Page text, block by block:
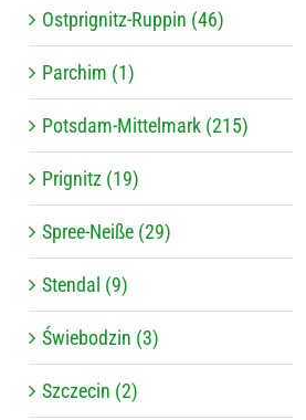
Ostprignitz-Ruppin (46)
Parchim (1)
Potsdam-Mittelmark (215)
Prignitz (19)
Spree-Neiße (29)
Stendal (9)
Świebodzin (3)
Szczecin (2)